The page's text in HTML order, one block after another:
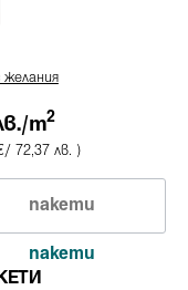
желания
m2
72,37 лв. )
пакети